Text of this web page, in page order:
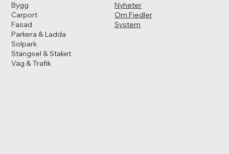
Bygg
Carport
Fasad
Parkera & Ladda
Solpark
Stängsel & Staket
Väg & Trafik
Nyheter
Om Fiedler
System